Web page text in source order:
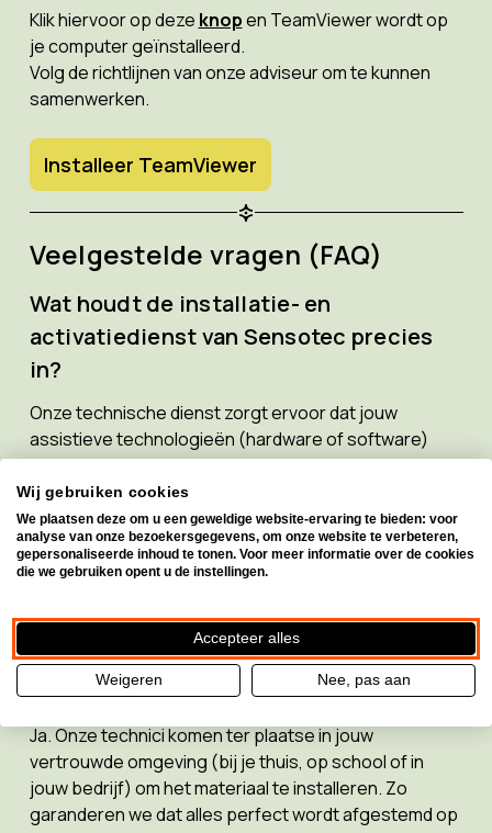
Klik hiervoor op deze knopen TeamViewer wordt op
je computer geïnstalleerd.
Volg de richtlijnen van onze adviseur om te kunnen
samenwerken.
Installeer TeamViewer
Veelgestelde vragen (FAQ)
Wat houdt de installatie- en
activatiedienst van Sensotec precies
in?
Onze technische dienst zorgt ervoor dat jouw
assistieve technologieën (hardware of software)
volledig gebruiksklaar zijn. Onze experten ontfermen
zich over de fysieke installatie van de toestellen, de
complete configuratie van de compenserende
software op jouw computer, en de activatie van de
vereiste licenties voor een optimale werking.
Kan de installatie van de hulpmiddelen
thuis, op school of op de werkplek
plaatsvinden?
Ja. Onze technici komen ter plaatse in jouw
vertrouwde omgeving (bij je thuis, op school of in
jouw bedrijf) om het materiaal te installeren. Zo
garanderen we dat alles perfect wordt afgestemd op
Wij gebruiken cookies
We plaatsen deze om u een geweldige website-ervaring te bieden: voor
analyse van onze bezoekersgegevens, om onze website te verbeteren,
gepersonaliseerde inhoud te tonen. Voor meer informatie over de cookies
die we gebruiken opent u de instellingen.
Accepteer alles
Weigeren Nee, pas aan